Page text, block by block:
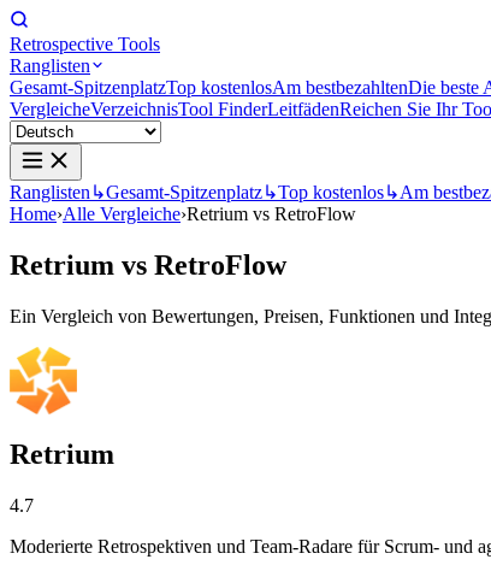
Retrospective Tools
Ranglisten
Gesamt-SpitzenplatzTop kostenlosAm bestbezahltenDie beste
VergleicheVerzeichnisTool FinderLeitfädenReichen Sie Ihr
Ranglisten ↳Gesamt-Spitzenplatz↳Top kostenlos↳Am
Home›Alle Vergleiche›Retrium vs RetroFlow
Retrium vs RetroFlow
Ein Vergleich von Bewertungen, Preisen, Funktionen und
Retrium
4.7
Moderierte Retrospektiven und Team-Radare für Scrum- und